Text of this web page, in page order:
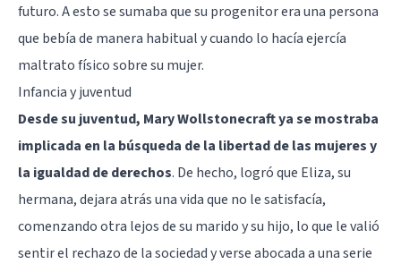
futuro. A esto se sumaba que su progenitor era una persona
que bebía de manera habitual y cuando lo hacía ejercía
maltrato físico sobre su mujer.
Infancia y juventud
Desde su juventud, Mary Wollstonecraft ya se mostraba
implicada en la búsqueda de la libertad de las mujeres y
la igualdad de derechos. De hecho, logró que Eliza, su
hermana, dejara atrás una vida que no le satisfacía,
comenzando otra lejos de su marido y su hijo, lo que le valió
sentir el rechazo de la sociedad y verse abocada a una serie